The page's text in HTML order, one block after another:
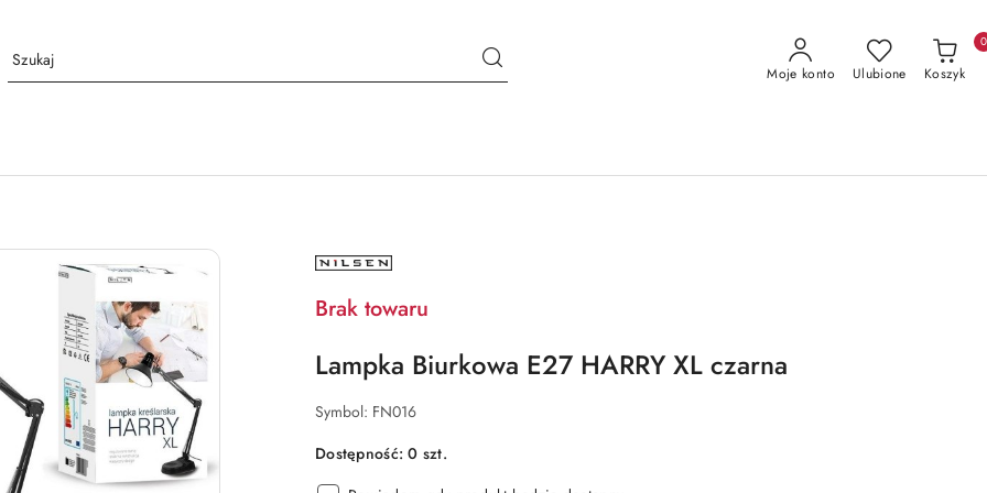
Moje konto Ulubione Koszyk
0
NAZWA
PRODUCENTA:
Brak towaru
Lampka Biurkowa E27 HARRY XL czarna
Symbol: FN016
Dostępność:0 szt.